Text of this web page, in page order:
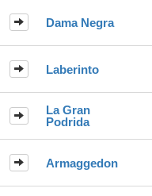
Dama Negra
Laberinto
La Gran
Podrida
Armaggedon